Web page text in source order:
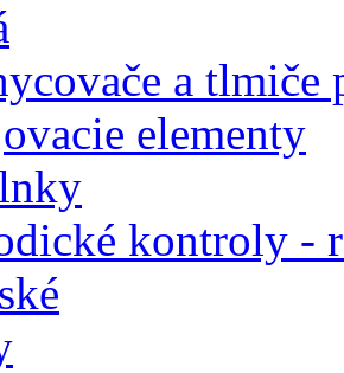
a tlmiče
elementy
kontroly -